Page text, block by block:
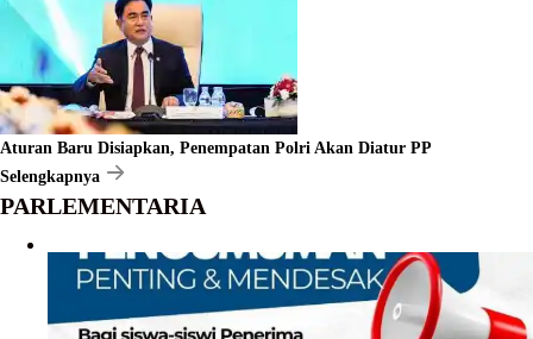
Aturan Baru Disiapkan, Penempatan Polri Akan Diatur PP
Selengkapnya
PARLEMENTARIA